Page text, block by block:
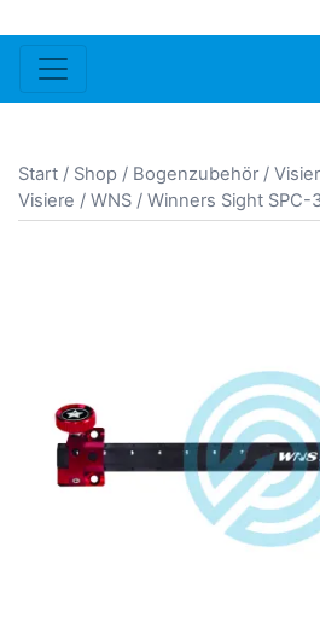
Start / Shop / Bogenzubehör /
Visiere / WNS / Winners Sight SPC-